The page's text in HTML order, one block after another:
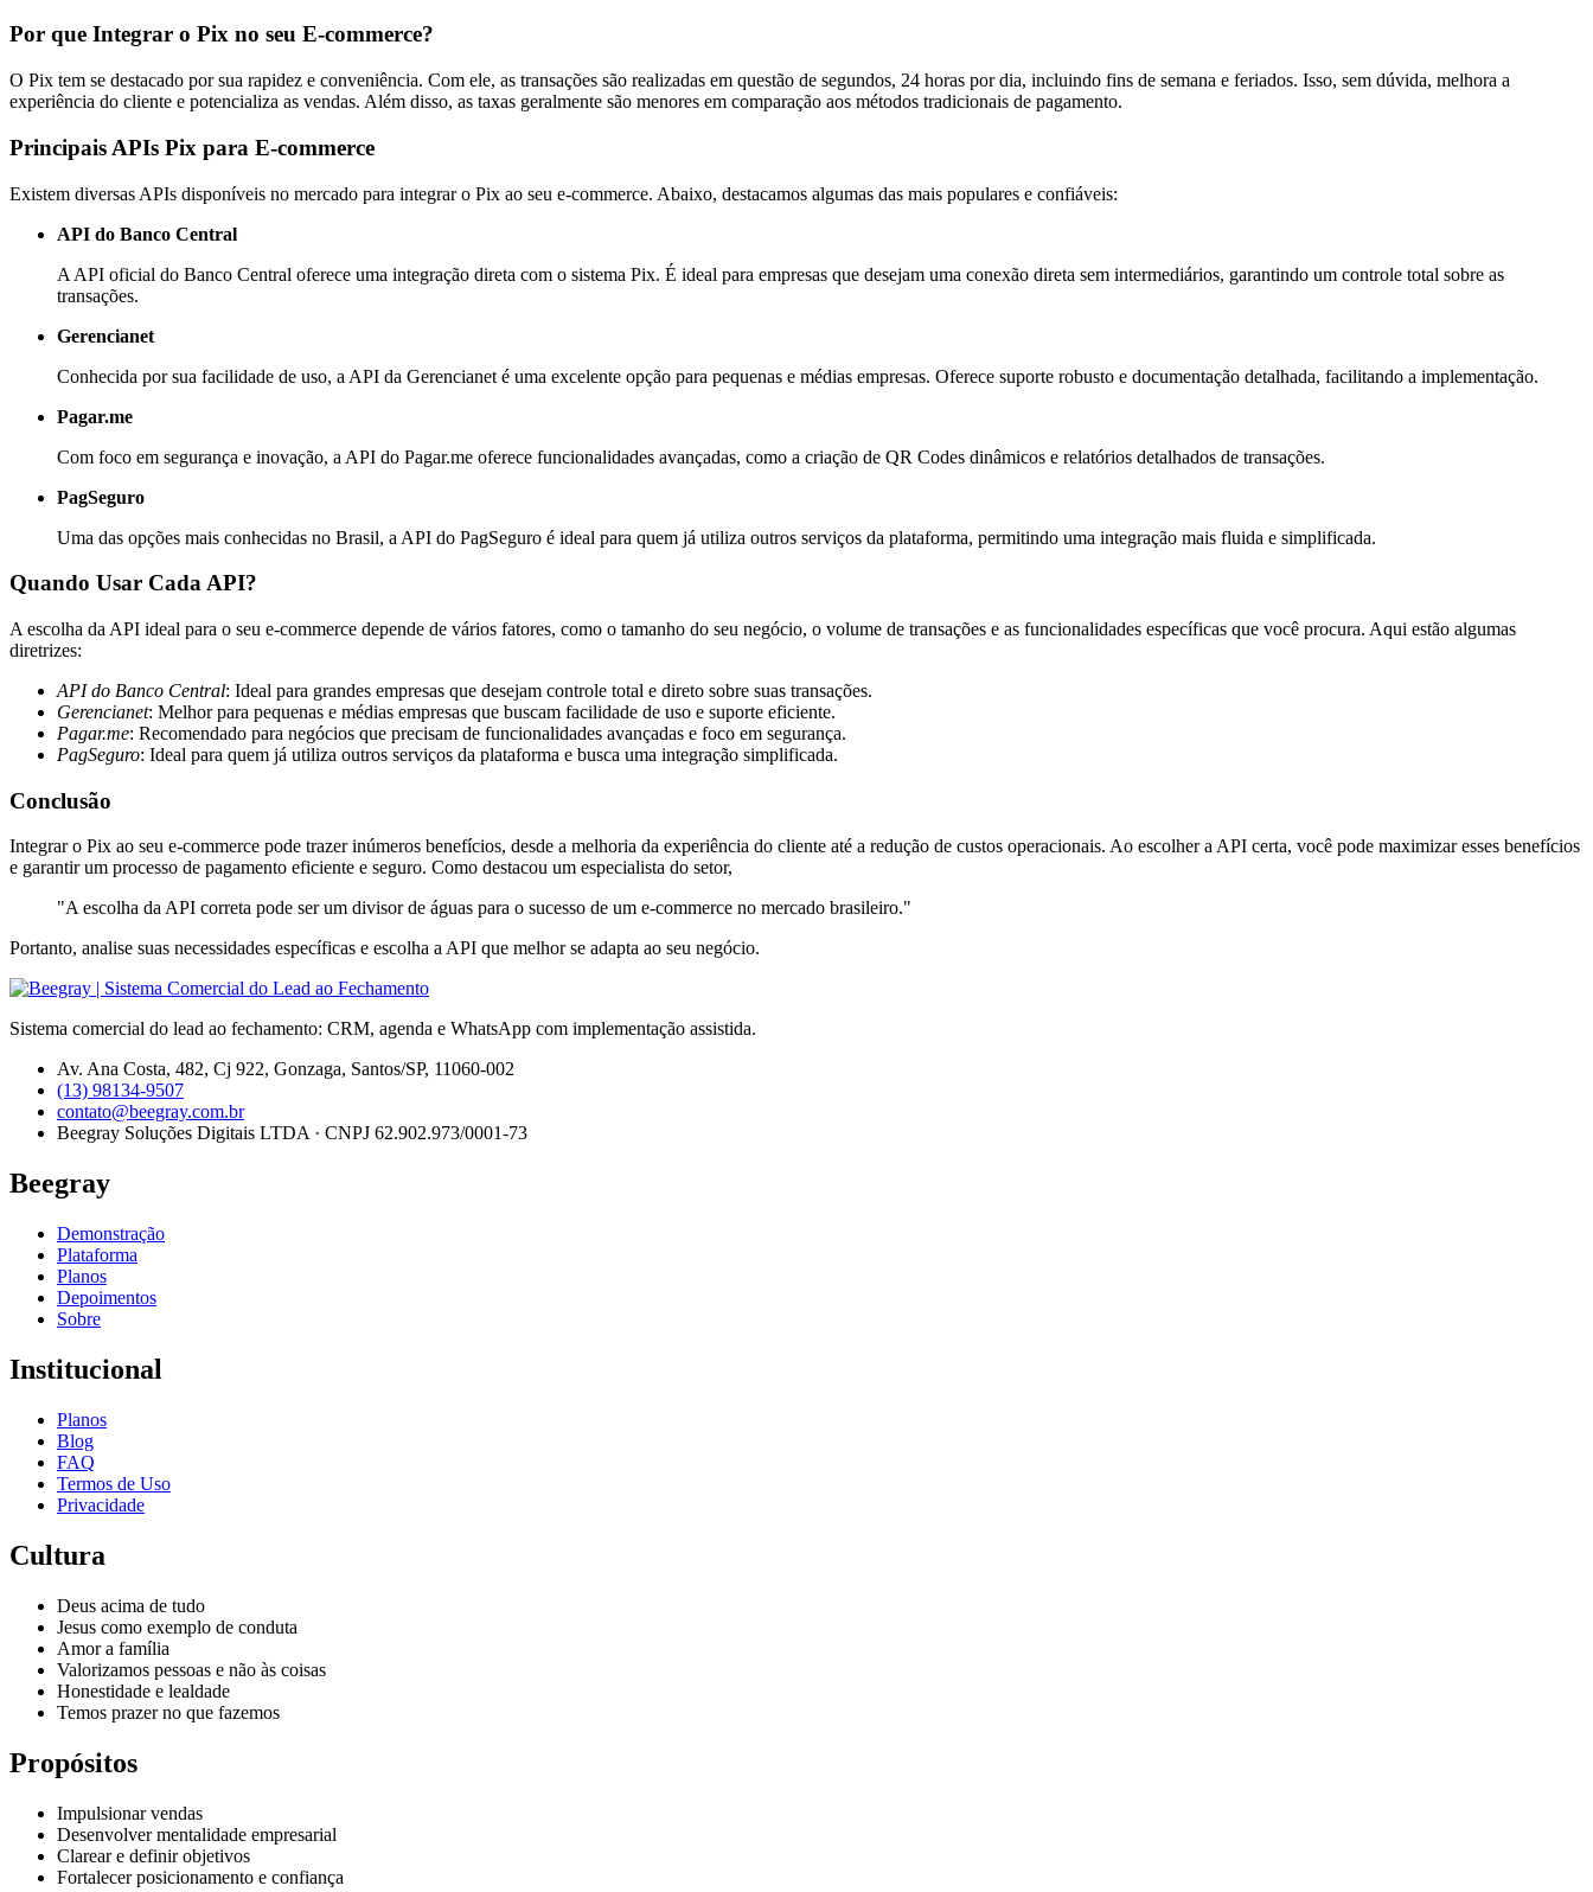
Por que Integrar o Pix no seu E-commerce?
O Pix tem se destacado por sua rapidez e conveniência. Com ele, as transações são realizadas em questão de segundos, 24 horas por dia, incluindo fins de semana e feriados. Isso, sem dúvida, melhora a
experiência do cliente e potencializa as vendas. Além disso, as taxas geralmente são menores em comparação aos métodos tradicionais de pagamento.
Principais APIs Pix para E-commerce
Existem diversas APIs disponíveis no mercado para integrar o Pix ao seu e-commerce. Abaixo, destacamos algumas das mais populares e confiáveis:
API do Banco Central
A API oficial do Banco Central oferece uma integração direta com o sistema Pix. É ideal para empresas que desejam uma conexão direta sem intermediários, garantindo um controle total sobre as
transações.
Gerencianet
Conhecida por sua facilidade de uso, a API da Gerencianet é uma excelente opção para pequenas e médias empresas. Oferece suporte robusto e documentação detalhada, facilitando a implementação.
Pagar.me
Com foco em segurança e inovação, a API do Pagar.me oferece funcionalidades avançadas, como a criação de QR Codes dinâmicos e relatórios detalhados de transações.
PagSeguro
Uma das opções mais conhecidas no Brasil, a API do PagSeguro é ideal para quem já utiliza outros serviços da plataforma, permitindo uma integração mais fluida e simplificada.
Quando Usar Cada API?
A escolha da API ideal para o seu e-commerce depende de vários fatores, como o tamanho do seu negócio, o volume de transações e as funcionalidades específicas que você procura. Aqui estão algumas
diretrizes:
API do Banco Central: Ideal para grandes empresas que desejam controle total e direto sobre suas transações.
Gerencianet: Melhor para pequenas e médias empresas que buscam facilidade de uso e suporte eficiente.
Pagar.me: Recomendado para negócios que precisam de funcionalidades avançadas e foco em segurança.
PagSeguro: Ideal para quem já utiliza outros serviços da plataforma e busca uma integração simplificada.
Conclusão
Integrar o Pix ao seu e-commerce pode trazer inúmeros benefícios, desde a melhoria da experiência do cliente até a redução de custos operacionais. Ao escolher a API certa, você pode maximizar esses benefícios
e garantir um processo de pagamento eficiente e seguro. Como destacou um especialista do setor,
"A escolha da API correta pode ser um divisor de águas para o sucesso de um e-commerce no mercado brasileiro."
Portanto, analise suas necessidades específicas e escolha a API que melhor se adapta ao seu negócio.
Sistema comercial do lead ao fechamento: CRM, agenda e WhatsApp com implementação assistida.
Av. Ana Costa, 482, Cj 922, Gonzaga, Santos/SP, 11060-002
(13) 98134-9507
contato@beegray.com.br
Beegray Soluções Digitais LTDA · CNPJ 62.902.973/0001-73
Beegray
Demonstração
Plataforma
Planos
Depoimentos
Sobre
Institucional
Planos
Blog
FAQ
Termos de Uso
Privacidade
Cultura
Deus acima de tudo
Jesus como exemplo de conduta
Amor a família
Valorizamos pessoas e não às coisas
Honestidade e lealdade
Temos prazer no que fazemos
Propósitos
Impulsionar vendas
Desenvolver mentalidade empresarial
Clarear e definir objetivos
Fortalecer posicionamento e confiança